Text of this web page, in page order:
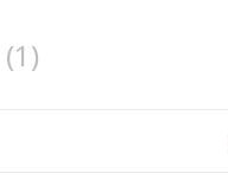
(1)